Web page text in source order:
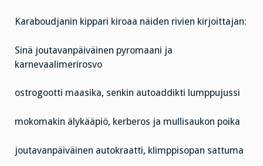
Karaboudjanin kippari kiroaa näiden rivien kirjoittajan:
Sinä joutavanpäiväinen pyromaani ja
karnevaalimerirosvo
ostrogootti maasika, senkin autoaddikti lumppujussi
mokomakin älykääpiö, kerberos ja mullisaukon poika
joutavanpäiväinen autokraatti, klimppisopan sattuma